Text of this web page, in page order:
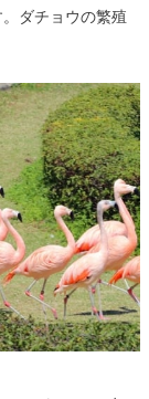
ダチョウの繁殖